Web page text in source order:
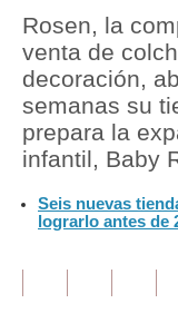
Política
Finanzas
Plus G
Opinión
Rosen, la
venta de
decoración,
semanas su
prepara la
infantil, Baby
Seis nuevas
lograrlo antes de